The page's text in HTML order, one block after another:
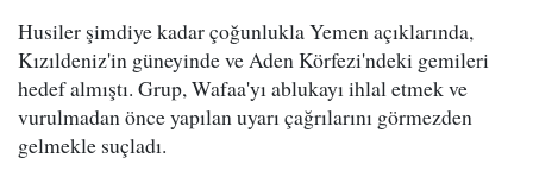
Husiler şimdiye kadar çoğunlukla Yemen açıklarında,
Kızıldeniz'in güneyinde ve Aden Körfezi'ndeki gemileri
hedef almıştı. Grup, Wafaa'yı ablukayı ihlal etmek ve
vurulmadan önce yapılan uyarı çağrılarını görmezden
gelmekle suçladı.